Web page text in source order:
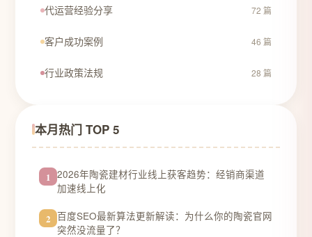
代运营经验分享 72 篇
客户成功案例 46 篇
行业政策法规 28 篇
本月热门 TOP 5
1 2026年陶瓷建材行业线上获客趋势：经销商渠道
加速线上化
2 百度SEO最新算法更新解读：为什么你的陶瓷官网
突然没流量了？